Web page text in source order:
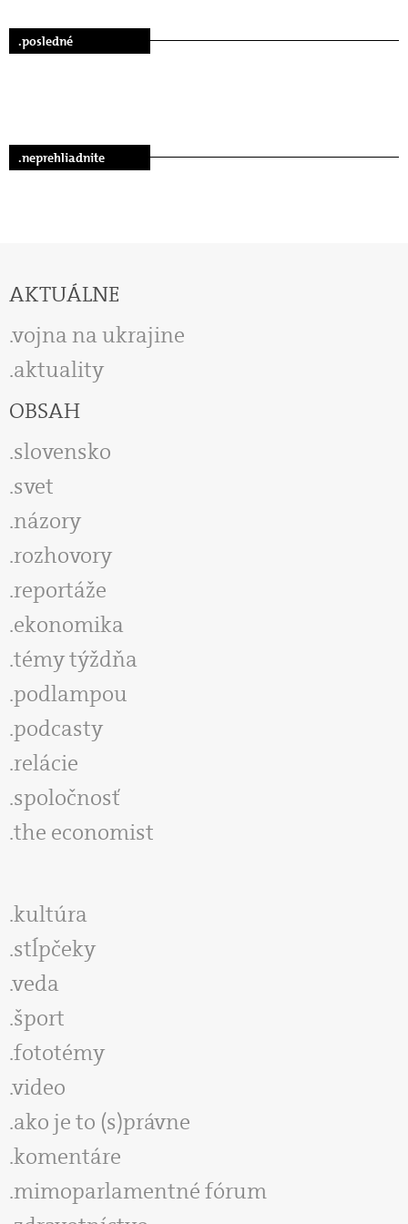
.posledné
.neprehliadnite
AKTUÁLNE
vojna na ukrajine
aktuality
OBSAH
slovensko
svet
názory
rozhovory
reportáže
ekonomika
témy týždňa
podlampou
podcasty
relácie
spoločnosť
the economist
kultúra
stĺpčeky
veda
šport
fototémy
video
ako je to (s)právne
komentáre
mimoparlamentné fórum